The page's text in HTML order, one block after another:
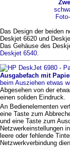
Das Design der beiden
Deskjet 6620 und
Das Gehäuse des
Deskjet 6540.
Ausgabefach mit
beim Ausziehen etwas
Abgesehen von der
einen soliden Eindruck.
An Bedienelementen
eine Taste zum
und eine Taste zum
Netzwerkeinstellungen
leere oder fehlende
Netzwerkverbindung